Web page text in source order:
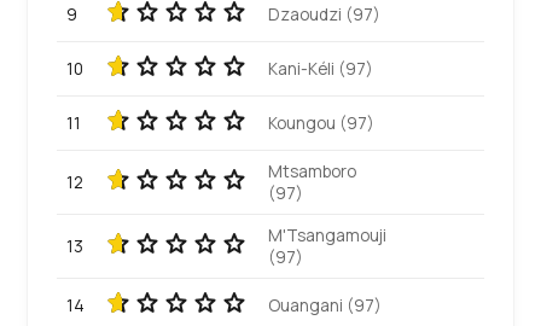
9 Dzaoudzi (97)
10 Kani-Kéli (97)
11 Koungou (97)
12
Mtsamboro
(97)
13
M'Tsangamouji
(97)
14 Ouangani (97)